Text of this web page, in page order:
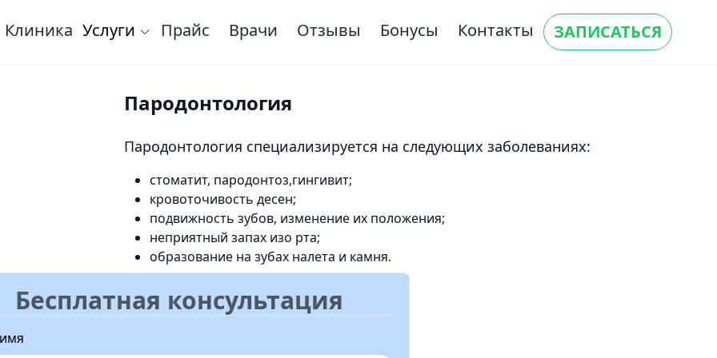
Клиника Услуги Прайс Врачи Отзывы Бонусы Контакты ЗАПИСАТЬСЯ
Пародонтология
Пародонтология специализируется на следующих заболеваниях:
стоматит, пародонтоз,гингивит;
кровоточивость десен;
подвижность зубов, изменение их положения;
неприятный запах изо рта;
образование на зубах налета и камня.
Бесплатная консультация